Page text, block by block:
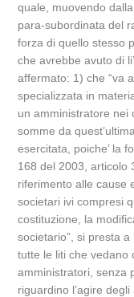
quale, muovendo
para-subordinata del
forza di quello stesso
che avrebbe avuto di
affermato: 1) che “va
specializzata in
un amministratore nei
somme da
esercitata, poiche’ la
168 del 2003, articolo
riferimento alle cause
societari ivi compresi
costituzione, la
societario”, si presta
tutte le liti che vedano
amministratori, senza
riguardino l’agire